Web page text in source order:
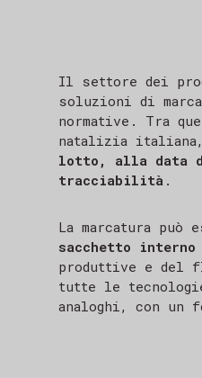
Il settore dei
soluzioni di
normative. Tra
natalizia
lotto, alla data
tracciabilità .
La marcatura può
sacchetto
produttive e del
tutte le
analoghi, con